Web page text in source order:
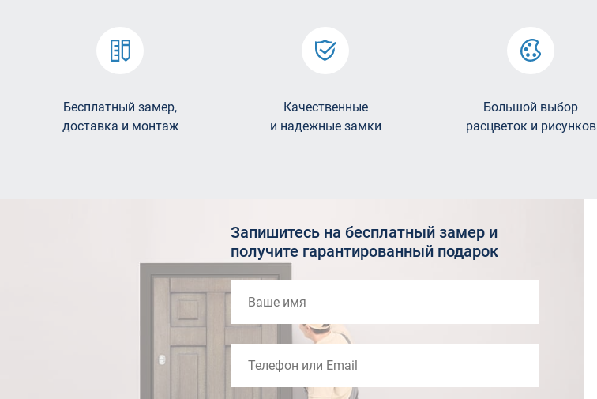
Бесплатный замер,
доставка и монтаж
Качественные
и надежные замки
Большой выбор
расцветок и рисунков
Запишитесь на бесплатный замер и
получите гарантированный подарок